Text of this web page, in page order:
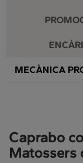
ENCARA
MECÀNICA
Caprabo
Matossers